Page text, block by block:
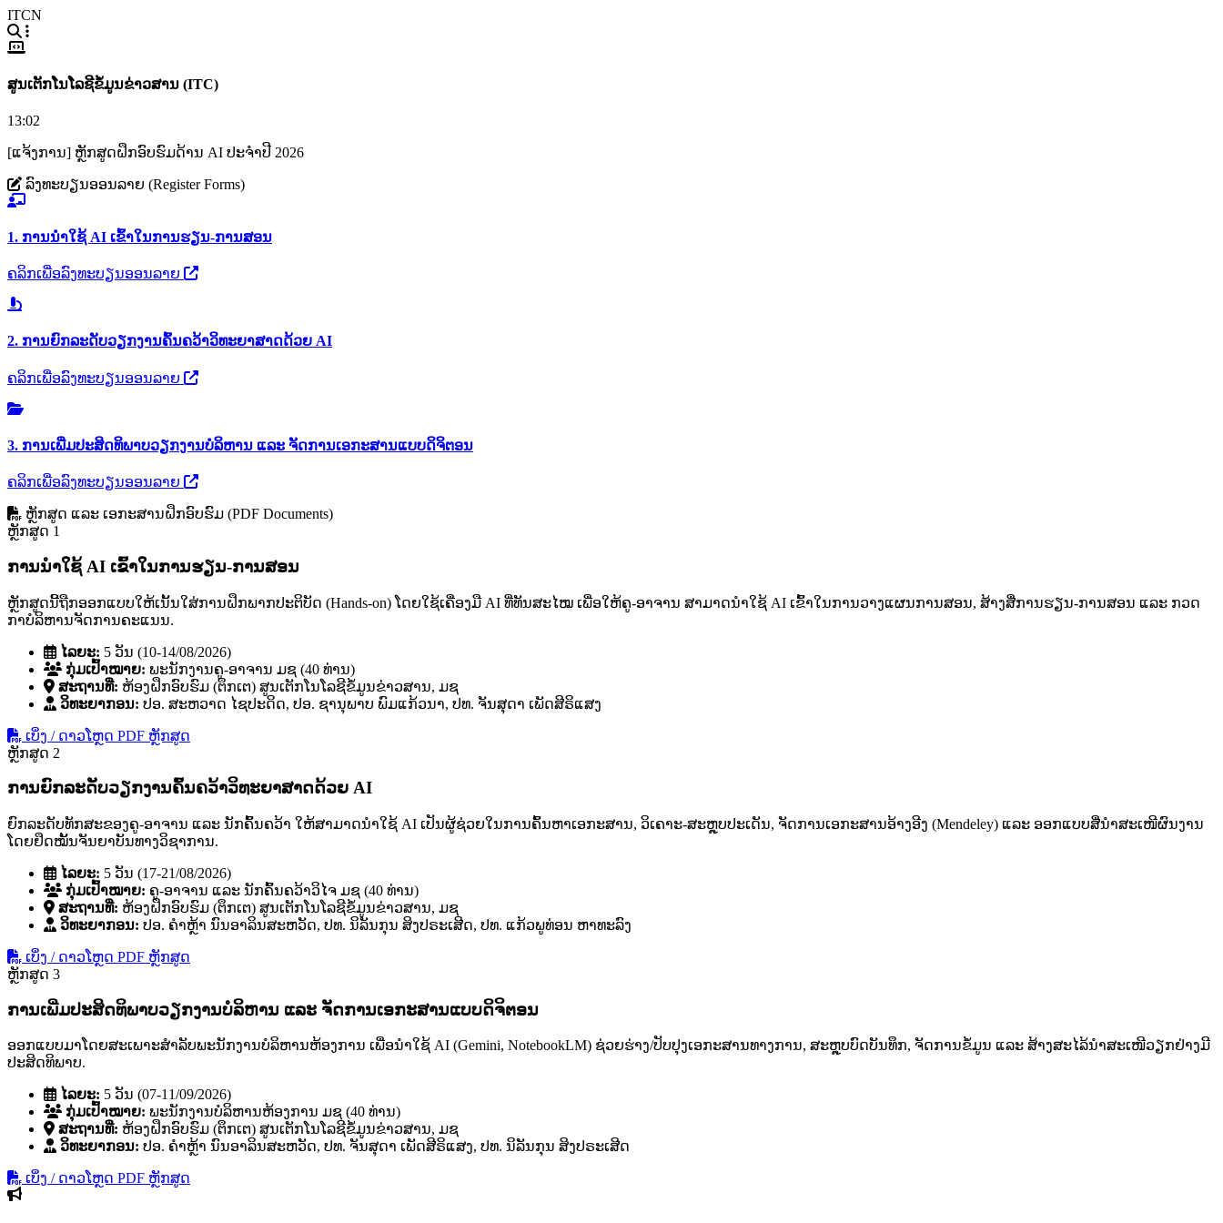
ITCN
ສູນເຕັກໂນໂລຊີຂໍ້ມູນຂ່າວສານ (ITC)
13:02
[ແຈ້ງການ] ຫຼັກສູດຝຶກອົບຮົມດ້ານ AI ປະຈຳປີ 2026
ລົງທະບຽນອອນລາຍ (Register Forms)
1. ການນຳໃຊ້ AI ເຂົ້າໃນການຮຽນ-ການສອນ
ຄລິກເພື່ອລົງທະບຽນອອນລາຍ
2. ການຍົກລະດັບວຽກງານຄົ້ນຄວ້າວິທະຍາສາດດ້ວຍ AI
ຄລິກເພື່ອລົງທະບຽນອອນລາຍ
3. ການເພີ່ມປະສິດທິພາບວຽກງານບໍລິຫານ ແລະ ຈັດການເອກະສານແບບດິຈິຕອນ
ຄລິກເພື່ອລົງທະບຽນອອນລາຍ
ຫຼັກສູດ ແລະ ເອກະສານຝຶກອົບຮົມ (PDF Documents)
ຫຼັກສູດ 1
ການນໍາໃຊ້ AI ເຂົ້າໃນການຮຽນ-ການສອນ
ຫຼັກສູດນີ້ຖືກອອກແບບໃຫ້ເນັ້ນໃສ່ການຝຶກພາກປະຕິບັດ (Hands-on) ໂດຍໃຊ້ເຄື່ອງມື AI ທີ່ທັນສະໄໝ ເພື່ອໃຫ້ຄູ-ອາຈານ ສາມາດນໍາໃຊ້ AI ເຂົ້າໃນການວາງແຜນການສອນ, ສ້າງສື່ການຮຽນ-ການສອນ ແລະ ກວດ
ກາບໍລິຫານຈັດການຄະແນນ.
ໄລຍະ: 5 ວັນ (10-14/08/2026)
ກຸ່ມເປົ້າໝາຍ: ພະນັກງານຄູ-ອາຈານ ມຊ (40 ທ່ານ)
ສະຖານທີ່: ຫ້ອງຝຶກອົບຮົມ (ຕຶກເຕ) ສູນເຕັກໂນໂລຊີຂໍ້ມູນຂ່າວສານ, ມຊ
ວິທະຍາກອນ: ປອ. ສະຫວາດ ໄຊປະດິດ, ປອ. ຊານຸພາບ ພົມແກ້ວນາ, ປທ. ຈັນສຸດາ ເພັດສີຣິແສງ
ເບິ່ງ / ດາວໂຫຼດ PDF ຫຼັກສູດ
ຫຼັກສູດ 2
ການຍົກລະດັບວຽກງານຄົ້ນຄວ້າວິທະຍາສາດດ້ວຍ AI
ຍົກລະດັບທັກສະຂອງຄູ-ອາຈານ ແລະ ນັກຄົ້ນຄວ້າ ໃຫ້ສາມາດນໍາໃຊ້ AI ເປັນຜູ້ຊ່ວຍໃນການຄົ້ນຫາເອກະສານ, ວິເຄາະ-ສະຫຼຸບປະເດັນ, ຈັດການເອກະສານອ້າງອີງ (Mendeley) ແລະ ອອກແບບສື່ນໍາສະເໜີຜົນງານ
ໂດຍຢຶດໝັ້ນຈັນຍາບັນທາງວິຊາການ.
ໄລຍະ: 5 ວັນ (17-21/08/2026)
ກຸ່ມເປົ້າໝາຍ: ຄູ-ອາຈານ ແລະ ນັກຄົ້ນຄວ້າວິໄຈ ມຊ (40 ທ່ານ)
ສະຖານທີ່: ຫ້ອງຝຶກອົບຮົມ (ຕຶກເຕ) ສູນເຕັກໂນໂລຊີຂໍ້ມູນຂ່າວສານ, ມຊ
ວິທະຍາກອນ: ປອ. ຄໍາຫຼ້າ ນົນອາລິນສະຫວັດ, ປທ. ນິລັນກຸນ ສິງປຣະເສີດ, ປທ. ແກ້ວພູທ່ອນ ຫາທະລົງ
ເບິ່ງ / ດາວໂຫຼດ PDF ຫຼັກສູດ
ຫຼັກສູດ 3
ການເພີ່ມປະສິດທິພາບວຽກງານບໍລິຫານ ແລະ ຈັດການເອກະສານແບບດິຈິຕອນ
ອອກແບບມາໂດຍສະເພາະສຳລັບພະນັກງານບໍລິຫານຫ້ອງການ ເພື່ອນຳໃຊ້ AI (Gemini, NotebookLM) ຊ່ວຍຮ່າງ/ປັບປຸງເອກະສານທາງການ, ສະຫຼຸບບົດບັນທຶກ, ຈັດການຂໍ້ມູນ ແລະ ສ້າງສະໄລ້ນຳສະເໜີວຽກຢ່າງມີ
ປະສິດທິພາບ.
ໄລຍະ: 5 ວັນ (07-11/09/2026)
ກຸ່ມເປົ້າໝາຍ: ພະນັກງານບໍລິຫານຫ້ອງການ ມຊ (40 ທ່ານ)
ສະຖານທີ່: ຫ້ອງຝຶກອົບຮົມ (ຕຶກເຕ) ສູນເຕັກໂນໂລຊີຂໍ້ມູນຂ່າວສານ, ມຊ
ວິທະຍາກອນ: ປອ. ຄໍາຫຼ້າ ນົນອາລິນສະຫວັດ, ປທ. ຈັນສຸດາ ເພັດສີຣິແສງ, ປທ. ນິລັນກຸນ ສິງປຣະເສີດ
ເບິ່ງ / ດາວໂຫຼດ PDF ຫຼັກສູດ